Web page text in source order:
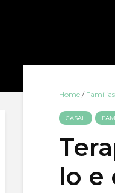
Home / Famílias
CASAL
lo e